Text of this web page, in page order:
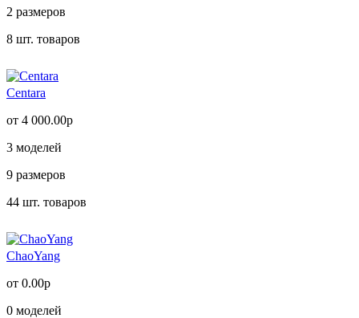
2 размеров
8 шт. товаров
Centara
от 4 000.00р
3 моделей
9 размеров
44 шт. товаров
ChaoYang
от 0.00р
0 моделей